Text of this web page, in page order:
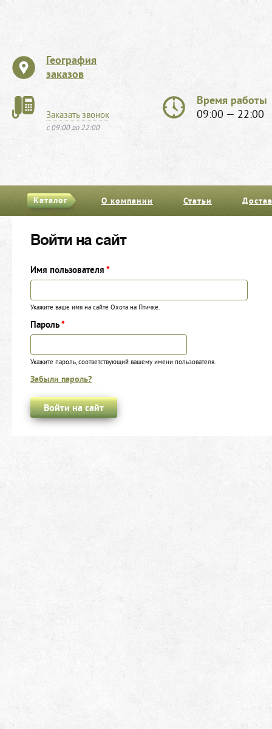
География
заказов
Заказать звонок
с 09:00 до 22:00
Время работы
09:00 — 22:00
Каталог О компании Статьи
Войти на сайт
Имя пользователя *
Укажите ваше имя на сайте Охота на Птичке.
Пароль*
Укажите пароль, соответствующий вашему имени пользователя.
Забыли пароль?